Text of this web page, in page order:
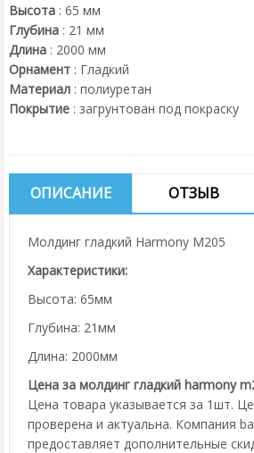
Высота : 65 мм
Глубина : 21 мм
Длина : 2000 мм
Орнамент : Гладкий
Материал : полиуретан
Покрытие : загрунтован под покраску
ОПИСАНИЕ ОТЗЫВ
Молдинг гладкий Harmony M205
Характеристики:
Высота: 65мм
Глубина: 21мм
Длина: 2000мм
Цена за молдинг гладкий harmony
Цена товара указывается за 1шт.
проверена и актуальна. Компания
предоставляет дополнительные